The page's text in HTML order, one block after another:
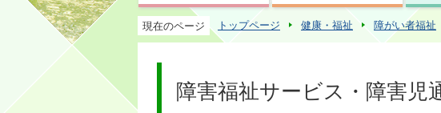
現在のページ トップページ 健康・福祉 障がい者福祉
障害福祉サービス・障害児